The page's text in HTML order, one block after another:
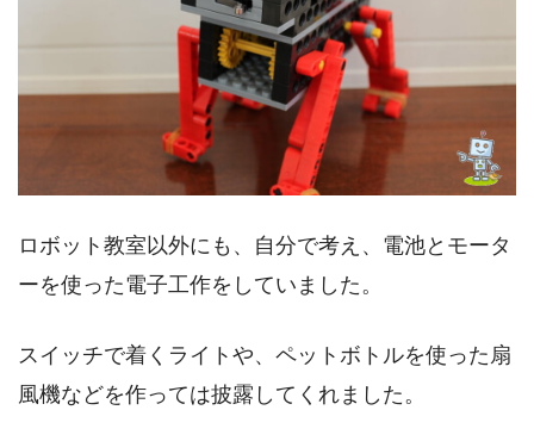
ロボット教室以外にも、自分で考え、電池とモータ
ーを使った電子工作をしていました。
スイッチで着くライトや、ペットボトルを使った扇
風機などを作っては披露してくれました。